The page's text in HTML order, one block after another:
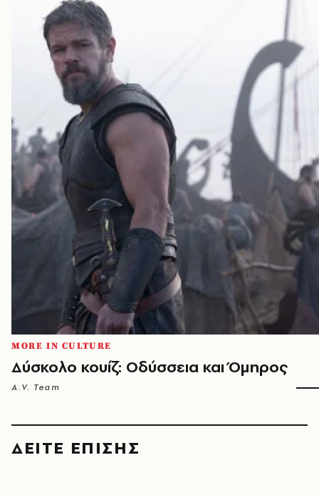
MORE IN CULTURE
Δύσκολο κουίζ: Οδύσσεια και Όμηρος
A.V. Team
ΔΕΙΤΕ ΕΠΙΣΗΣ